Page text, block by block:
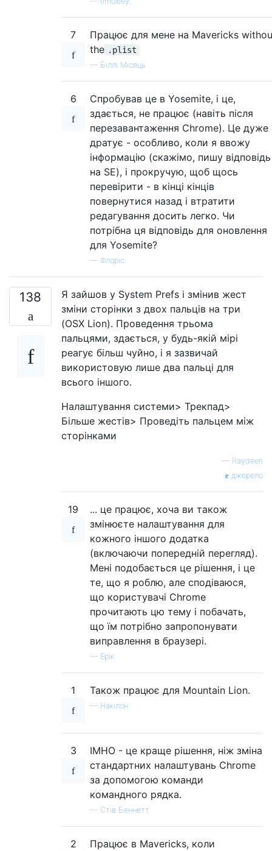
7
Працює для мене на Mavericks
the .plist
— Біллі Місяць
6
Спробував це в Yosemite, і це,
здається, не працює (навіть після
перезавантаження Chrome). Це дуже
дратує - особливо, коли я ввожу
інформацію (скажімо, пишу відповідь
на SE), і прокручую, щоб щось
перевірити - в кінці кінців
повернутися назад і втратити
редагування досить легко. Чи
потрібна ця відповідь для оновлення
для Yosemite?
— Флоріс
138
Я зайшов у System Prefs і змінив жест
зміни сторінки з двох пальців на три
(OSX Lion). Проведення трьома
пальцями, здається, у будь-якій мірі
реагує більш чуйно, і я зазвичай
використовую лише два пальці для
всього іншого.
Налаштування системи> Трекпад>
Більше жестів> Проведіть пальцем між
сторінками
— Raydeen
джерело
19
... це працює, хоча ви також
змінюєте налаштування для
кожного іншого додатка
(включаючи попередній перегляд).
Мені подобається це рішення, і це
те, що я роблю, але сподіваюся,
що користувачі Chrome
прочитають цю тему і побачать,
що їм потрібно запропонувати
виправлення в браузері.
— Ерік
1 Також працює для Mountain Lion.
— Накілон
3
IMHO - це краще рішення, ніж зміна
стандартних налаштувань Chrome
за допомогою команди
командного рядка.
— Стів Беннетт
2
Працює в Mavericks, коли